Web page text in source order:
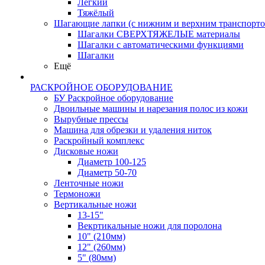
Лёгкий
Тяжёлый
Шагающие лапки (с нижним и верхним
Шагалки СВЕРХТЯЖЕЛЫЕ материалы
Шагалки с автоматическими функциями
Шагалки
Ещё
РАСКРОЙНОЕ ОБОРУДОВАНИЕ
БУ Раскройное оборудование
Двоильные машины и нарезания полос из кожи
Вырубные прессы
Машина для обрезки и удаления ниток
Раскройный комплекс
Дисковые ножи
Диаметр 100-125
Диаметр 50-70
Ленточные ножи
Термоножи
Вертикальные ножи
13-15"
Векртикальные ножи для поролона
10" (210мм)
12" (260мм)
5" (80мм)